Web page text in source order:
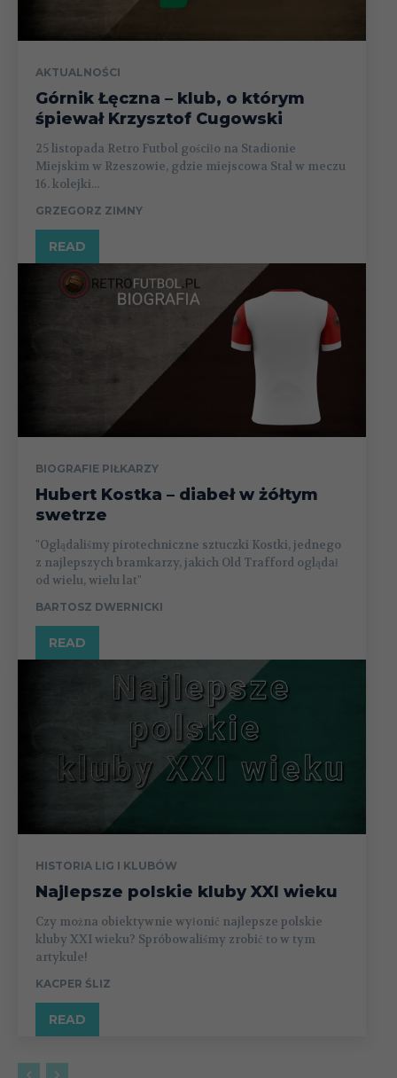
AKTUALNOŚCI
Górnik Łęczna – klub, o którym
śpiewał Krzysztof Cugowski
25 listopada Retro Futbol gościło na Stadionie
Miejskim w Rzeszowie, gdzie miejscowa Stal w meczu
16. kolejki...
GRZEGORZ ZIMNY
READ
BIOGRAFIE PIŁKARZY
Hubert Kostka – diabeł w żółtym
swetrze
"Oglądaliśmy pirotechniczne sztuczki Kostki, jednego
z najlepszych bramkarzy, jakich Old Trafford oglądał
od wielu, wielu lat"
BARTOSZ DWERNICKI
READ
HISTORIA LIG I KLUBÓW
Najlepsze polskie kluby XXI wieku
Czy można obiektywnie wyłonić najlepsze polskie
kluby XXI wieku? Spróbowaliśmy zrobić to w tym
artykule!
KACPER ŚLIZ
READ